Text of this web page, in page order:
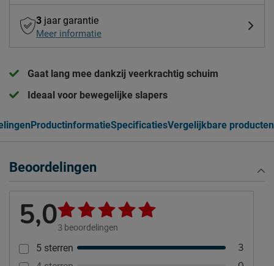
3 jaar garantie
Meer informatie
Gaat lang mee dankzij veerkrachtig schuim
Ideaal voor bewegelijke slapers
ProductinformatieSpecificatiesVergelijkbare producten
Beoordelingen
5,03 beoordelingen
5 sterren 3